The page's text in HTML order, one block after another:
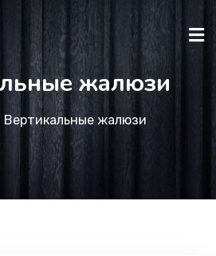
жалюзи
Вертикальные жалюзи